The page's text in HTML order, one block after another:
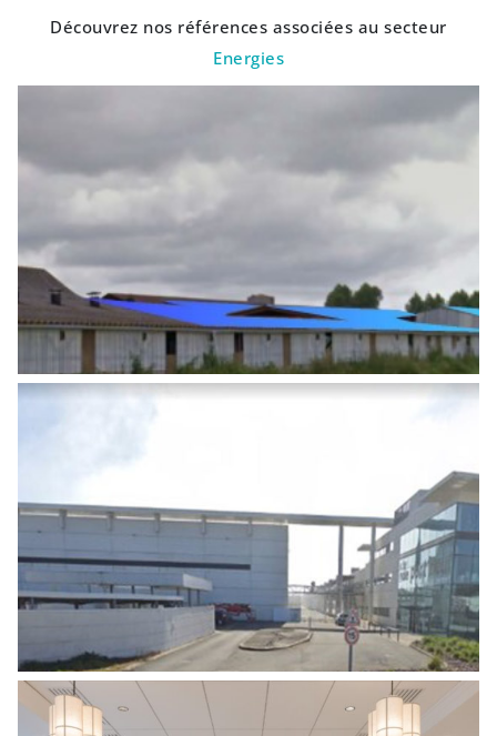
Découvrez nos références associées au secteur
Energies
INSTALLATION DE CENTRALES
PHOTOVOLTAÏQUES SUR BÂTIMENTS
CONSTRUCTION D’UNE CENTRALE
PHOTOVOLTAÏQUE DE 242 KWC